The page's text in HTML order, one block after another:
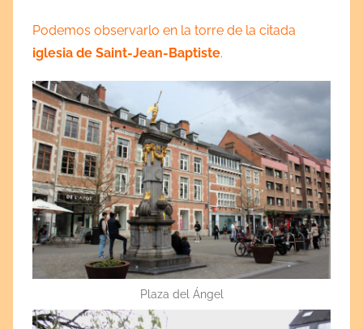
Podemos observarlo en la torre de la citada
iglesia de Saint-Jean-Baptiste.
Plaza del Ángel